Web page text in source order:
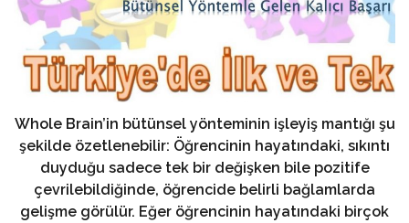
Whole Brain’in bütünsel yönteminin işleyiş mantığı şu
şekilde özetlenebilir: Öğrencinin hayatındaki, sıkıntı
duyduğu sadece tek bir değişken bile pozitife
çevrilebildiğinde, öğrencide belirli bağlamlarda
gelişme görülür. Eğer öğrencinin hayatındaki birçok